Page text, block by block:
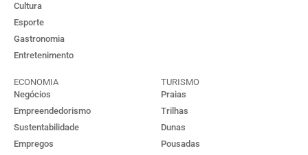
Cultura
Esporte
Gastronomia
Entretenimento
ECONOMIA
Negócios
Empreendedorismo
Sustentabilidade
Empregos
TURISMO
Praias
Trilhas
Dunas
Pousadas